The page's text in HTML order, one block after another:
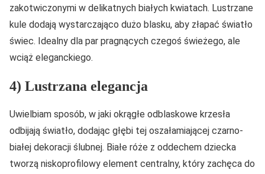
zakotwiczonymi w delikatnych białych kwiatach. Lustrzane
kule dodają wystarczająco dużo blasku, aby złapać światło
świec. Idealny dla par pragnących czegoś świeżego, ale
wciąż eleganckiego.
4) Lustrzana elegancja
Uwielbiam sposób, w jaki okrągłe odblaskowe krzesła
odbijają światło, dodając głębi tej oszałamiającej czarno-
białej dekoracji ślubnej. Białe róże z oddechem dziecka
tworzą niskoprofilowy element centralny, który zachęca do